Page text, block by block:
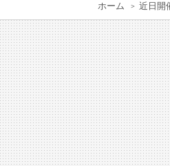
ホーム 近日開